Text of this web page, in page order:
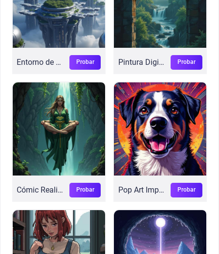
Entorno de Ciencia Ficción Probar Pintura Digital Probar
Cómic Realista Flux Probar Pop Art Impactante Probar